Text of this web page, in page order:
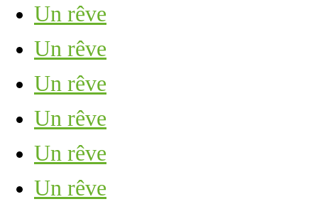
Un rêve
Un rêve
Un rêve
Un rêve
Un rêve
Un rêve